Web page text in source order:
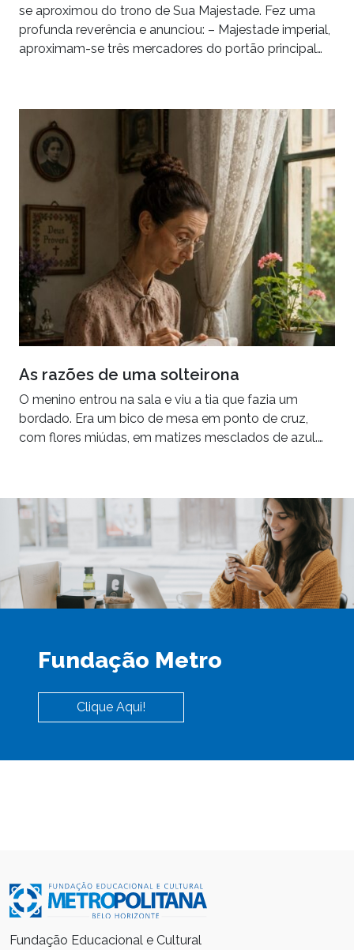
se aproximou do trono de Sua Majestade. Fez uma
profunda reverência e anunciou: – Majestade imperial,
aproximam-se três mercadores do portão principal…
As razões de uma solteirona
O menino entrou na sala e viu a tia que fazia um
bordado. Era um bico de mesa em ponto de cruz,
com flores miúdas, em matizes mesclados de azul.…
Fundação Metro
Clique Aqui!
Fundação Educacional e Cultural